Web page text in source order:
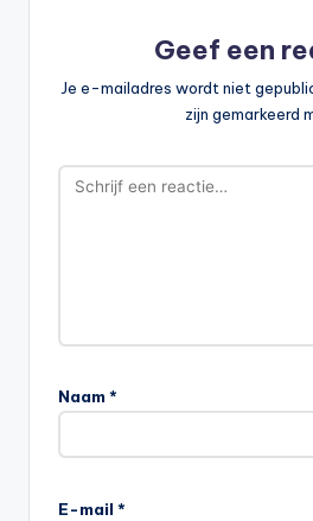
Geef een
Je e-mailadres wordt niet
zijn gemarkeerd
Naam *
E-mail *